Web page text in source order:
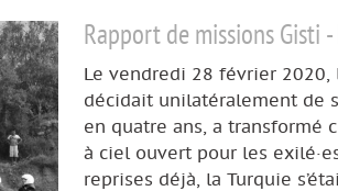
Rapport de missions Gisti
Le vendredi 28 février 2020,
décidait unilatéralement de
en quatre ans, a transformé
à ciel ouvert pour les
reprises déjà, la Turquie